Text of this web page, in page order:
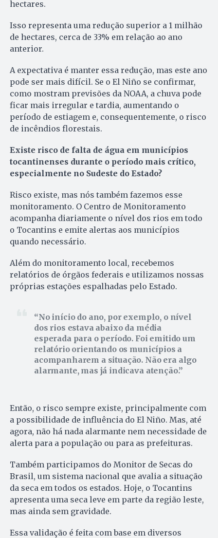
hectares.
Isso representa uma redução superior a 1 milhão
de hectares, cerca de 33% em relação ao ano
anterior.
A expectativa é manter essa redução, mas este ano
pode ser mais difícil. Se o El Niño se confirmar,
como mostram previsões da NOAA, a chuva pode
ficar mais irregular e tardia, aumentando o
período de estiagem e, consequentemente, o risco
de incêndios florestais.
Existe risco de falta de água em municípios
tocantinenses durante o período mais crítico,
especialmente no Sudeste do Estado?
Risco existe, mas nós também fazemos esse
monitoramento. O Centro de Monitoramento
acompanha diariamente o nível dos rios em todo
o Tocantins e emite alertas aos municípios
quando necessário.
Além do monitoramento local, recebemos
relatórios de órgãos federais e utilizamos nossas
próprias estações espalhadas pelo Estado.
No início do ano, por exemplo, o nível
dos rios estava abaixo da média
esperada para o período. Foi emitido um
relatório orientando os municípios a
acompanharem a situação. Não era algo
alarmante, mas já indicava atenção.
Então, o risco sempre existe, principalmente com
a possibilidade de influência do El Niño. Mas, até
agora, não há nada alarmante nem necessidade de
alerta para a população ou para as prefeituras.
Também participamos do Monitor de Secas do
Brasil, um sistema nacional que avalia a situação
da seca em todos os estados. Hoje, o Tocantins
apresenta uma seca leve em parte da região leste,
mas ainda sem gravidade.
Essa validação é feita com base em diversos